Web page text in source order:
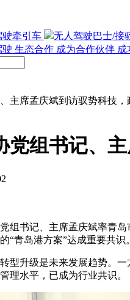
驶牵引车 无人驾驶巴士/接
驶 生态合作 成为合作伙伴 成
主席孟庆斌到访驭势科技
党组书记、
组书记、主席孟庆斌率青
“青岛港方案”达成重要共识。
型升级是未来发展趋势。
理水平，已成为行业共识。